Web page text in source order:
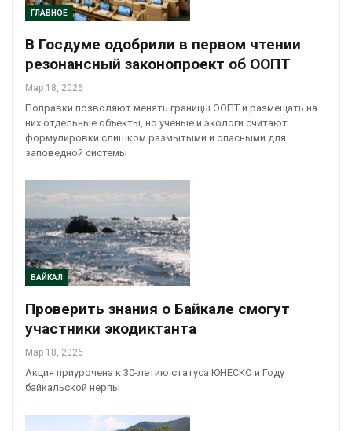
ГЛАВНОЕ
В Госдуме одобрили в первом чтении
резонансный законопроект об ООПТ
Мар 18, 2026
Поправки позволяют менять границы ООПТ и размещать на
них отдельные объекты, но ученые и экологи считают
формулировки слишком размытыми и опасными для
заповедной системы
БАЙКАЛ
Проверить знания о Байкале смогут
участники экодиктанта
Мар 18, 2026
Акция приурочена к 30-летию статуса ЮНЕСКО и Году
байкальской нерпы